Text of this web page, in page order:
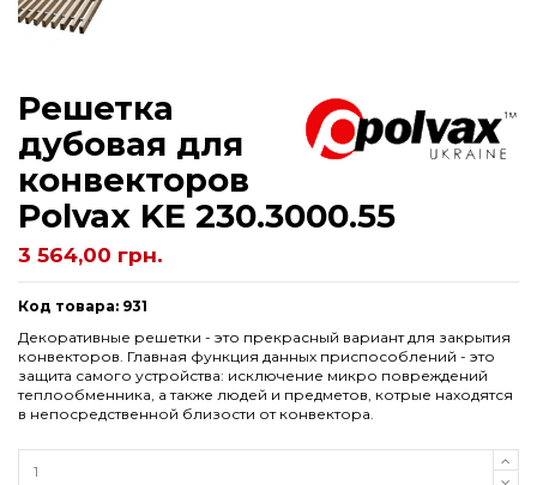
Решетка
дубовая для
конвекторов
Рolvax KE 230.3000.55
3 564,00 грн.
Код товара: 931
Декоративные решетки - это прекрасный вариант для закрытия
конвекторов. Главная функция данных приспособлений - это
защита самого устройства: исключение микро повреждений
теплообменника, а также людей и предметов, котрые находятся
в непосредственной близости от конвектора.